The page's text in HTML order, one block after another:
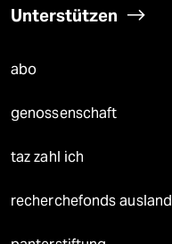
Unterstützen
abo
genossenschaft
taz zahl ich
recherchefonds ausland